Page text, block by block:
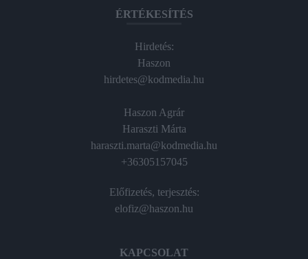
ÉRTÉKESÍTÉS
Hirdetés:
Haszon
hirdetes@kodmedia.hu
Haszon Agrár
Haraszti Márta
haraszti.marta@kodmedia.hu
+36305157045
Előfizetés, terjesztés:
elofiz@haszon.hu
KAPCSOLAT